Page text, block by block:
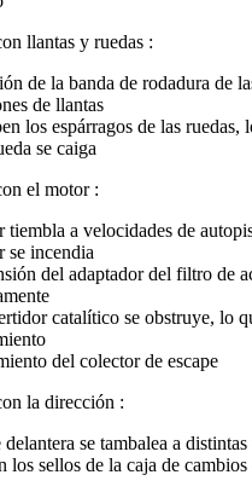
llantas y ruedas :
de la banda de rodadura de
de llantas
los espárragos de las ruedas,
se caiga
el motor :
tiembla a velocidades de
se incendia
del adaptador del filtro de
catalítico se obstruye, lo
del colector de escape
la dirección :
se tambalea a
los sellos de la caja de